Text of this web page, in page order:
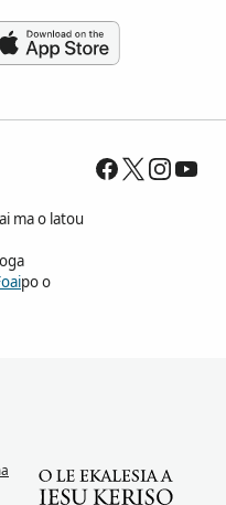
ma o latou
po o